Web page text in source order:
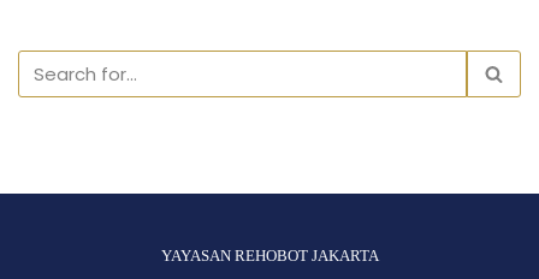
YAYASAN REHOBOT JAKARTA